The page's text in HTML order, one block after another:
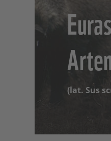
(lat. Sus